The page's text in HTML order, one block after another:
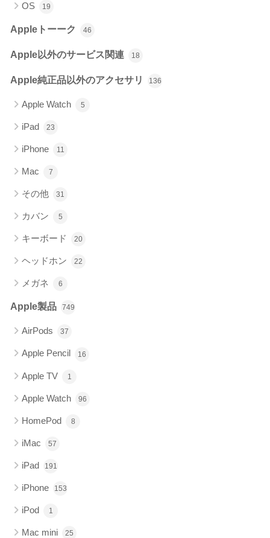
OS 19
Appleトーーク 46
Apple以外のサービス関連 18
Apple純正品以外のアクセサリ 136
Apple Watch 5
iPad 23
iPhone 11
Mac 7
その他 31
カバン 5
キーボード 20
ヘッドホン 22
メガネ 6
Apple製品 749
AirPods 37
Apple Pencil 16
Apple TV 1
Apple Watch 96
HomePod 8
iMac 57
iPad 191
iPhone 153
iPod 1
Mac mini 25